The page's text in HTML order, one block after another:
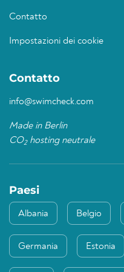
Contatto
Impostazioni dei cookie
Contatto
info@swimcheck.com
Made in Berlin
CO2hosting neutrale
Paesi
Albania Belgio
Germania Estonia